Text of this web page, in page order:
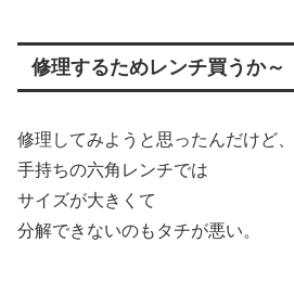
修理するためレンチ買うか～
修理してみようと思ったんだけど、
手持ちの六角レンチでは
サイズが大きくて
分解できないのもタチが悪い。